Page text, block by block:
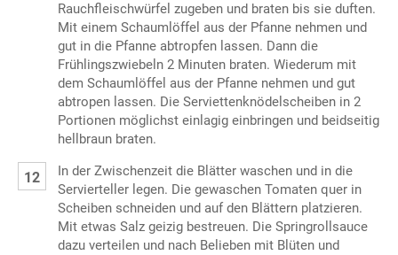
Rauchfleischwürfel zugeben und braten bis sie duften.
Mit einem Schaumlöffel aus der Pfanne nehmen und
gut in die Pfanne abtropfen lassen. Dann die
Frühlingszwiebeln 2 Minuten braten. Wiederum mit
dem Schaumlöffel aus der Pfanne nehmen und gut
abtropen lassen. Die Serviettenknödelscheiben in 2
Portionen möglichst einlagig einbringen und beidseitig
hellbraun braten.
In der Zwischenzeit die Blätter waschen und in die
Servierteller legen. Die gewaschen Tomaten quer in
Scheiben schneiden und auf den Blättern platzieren.
Mit etwas Salz geizig bestreuen. Die Springrollsauce
dazu verteilen und nach Belieben mit Blüten und